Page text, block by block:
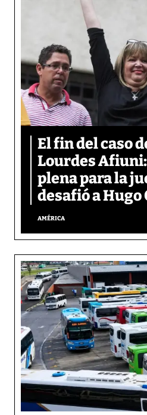
El fin del caso
Lourdes
plena para la
desafió a Hugo
AMÉRICA